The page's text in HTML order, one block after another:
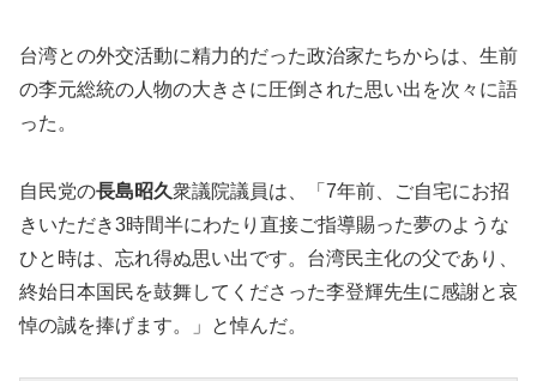
台湾との外交活動に精力的だった政治家たちからは、生前
の李元総統の人物の大きさに圧倒された思い出を次々に語
った。
自民党の長島昭久衆議院議員は、「 7年前、ご自宅にお招
きいただき3時間半にわたり直接ご指導賜った夢のような
ひと時は、忘れ得ぬ思い出です。台湾民主化の父であり、
終始日本国民を鼓舞してくださった李登輝先生に感謝と哀
悼の誠を捧げます。」と悼んだ。